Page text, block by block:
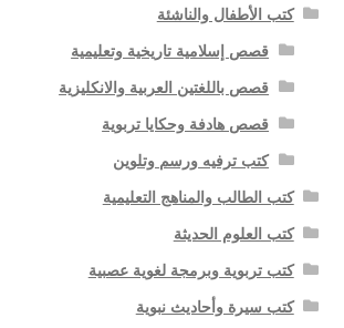
كتب الأطفال والناشئة
قصص إسلامية تاريخية وتعليمية
قصص باللغتين العربية والانكليزية
قصص هادفة وحكايا تربوية
كتب ترفيه ورسم وتلوين
كتب الطالب والمناهج التعليمية
كتب العلوم الحديثة
كتب تربوية وبرمجة لغوية عصبية
كتب سيرة وأحاديث نبوية